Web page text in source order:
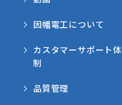
因幡電工について
カスタマーサポート体
制
品質管理